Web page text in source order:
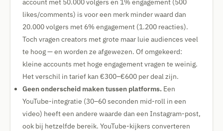
account met 50.000 volgers en 1% engagement (500
likes/comments) is voor een merk minder waard dan
20.000 volgers met 6% engagement (1.200 reacties).
Toch vragen creators met grote maar luie audiences veel
te hoog — en worden ze afgewezen. Of omgekeerd:
kleine accounts met hoge engagement vragen te weinig.
Het verschil in tarief kan €300–€600 per deal zijn.
Geen onderscheid maken tussen platforms. Een
YouTube-integratie (30–60 seconden mid-roll in een
video) heeft een andere waarde dan een Instagram-post,
ook bij hetzelfde bereik. YouTube-kijkers converteren